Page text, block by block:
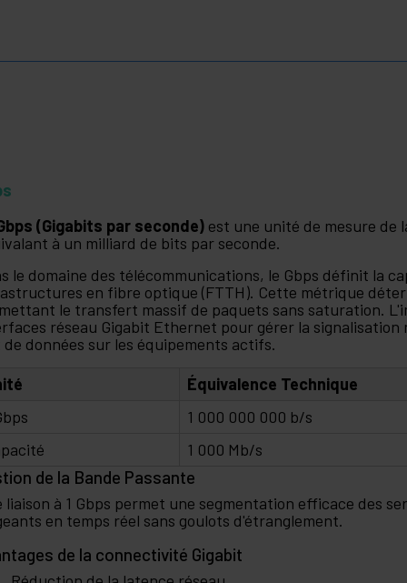
(Gigabits par seconde) est une unité de mesure de
à un milliard de bits par seconde.
le domaine des télécommunications, le Gbps définit la
en fibre optique (FTTH). Cette métrique
le transfert massif de paquets sans saturation.
réseau Gigabit Ethernet pour gérer la
de données sur les équipements actifs.
Équivalence Technique
1 000 000 000 b/s
1 000 Mb/s
de la Bande Passante
liaison à 1 Gbps permet une segmentation efficace des
en temps réel sans goulots d'étranglement.
de la connectivité Gigabit